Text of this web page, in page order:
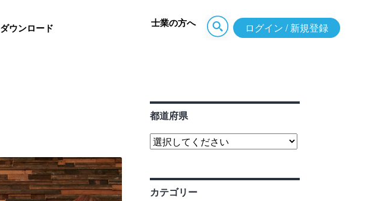
ダウンロード 士業の方へ ログイン / 新規登録
都道府県
カテゴリー